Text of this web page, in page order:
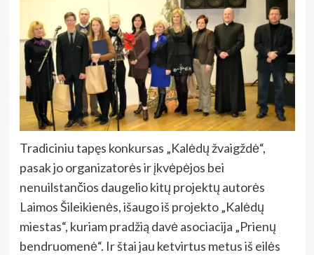
Tradiciniu tapęs konkursas „Kalėdų žvaigždė“,
pasak jo organizatorės ir įkvėpėjos bei
nenuilstančios daugelio kitų projektų autorės
Laimos Šileikienės, išaugo iš projekto „Kalėdų
miestas“, kuriam pradžią davė asociacija „Prienų
bendruomenė“. Ir štai jau ketvirtus metus iš eilės